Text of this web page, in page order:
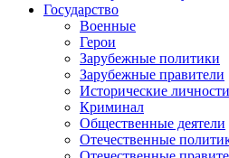
Государство
Военные
Герои
Зарубежные политики
Зарубежные правители
Исторические личности
Криминал
Общественные деятели
Отечественные